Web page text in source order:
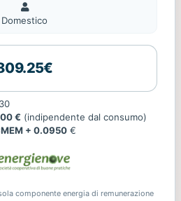
Domestico
Domestico
€ (indipendente dal consumo)
+ 0.0950 €
componente energia di remunerazione